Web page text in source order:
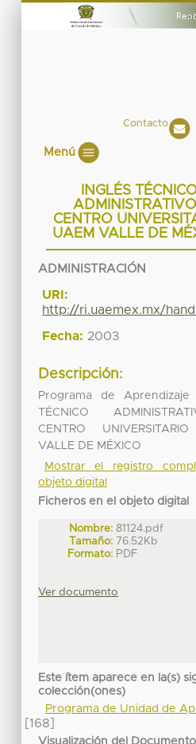
Contacto
Menú
INGLÉS
CENTRO
UAEM VALLE DE
ADMINISTRACIÓN
URI:
http://ri.uaemex.mx/
Fecha: 2003
Descripción:
Programa de Aprendizaje
TÉCNICO
CENTRO
VALLE DE MÉXICO
Mostrar el registro
objeto digital
Ficheros en el objeto digital
Nombre: 81124.pdf
Tamaño: 76.52Kb
Formato: PDF
Ver documento
Este ítem aparece en la(s)
colección(ones)
Programa de Unidad de
[168]
Visualización del Documento